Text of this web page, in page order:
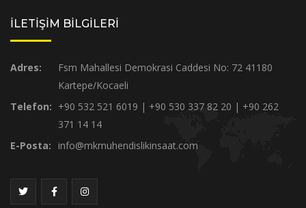
İLETİŞİM BİLGİLERİ
Adres:
Fsm Mahallesi Demokrasi Caddesi No: 72 41180
Kartepe/Kocaeli
Telefon: +90 532 521 6019 | +90 530 337 82 20 | +90 262
371 14 14
E-Posta:
info@mkmuhendislikinsaat.com